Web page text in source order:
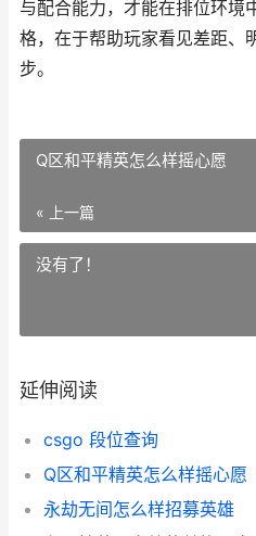
与配合能力，才能在排位环境
格，在于帮助玩家看见差距、
步。
Q区和平精英怎么样摇心愿
« 上一篇
没有了！
延伸阅读
csgo 段位查询
Q区和平精英怎么样摇心愿
永劫无间怎么样招募英雄